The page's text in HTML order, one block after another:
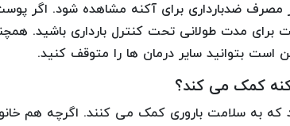
ضدبارداری برای آکنه مشاهده شود. اگر
برای مدت طولانی تحت کنترل بارداری باشید.
است بتوانید سایر درمان ها را متوقف کنید.
کمک می کند؟
به سلامت باروری کمک می کنند. اگرچه هم